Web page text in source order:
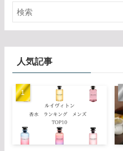
人気記事